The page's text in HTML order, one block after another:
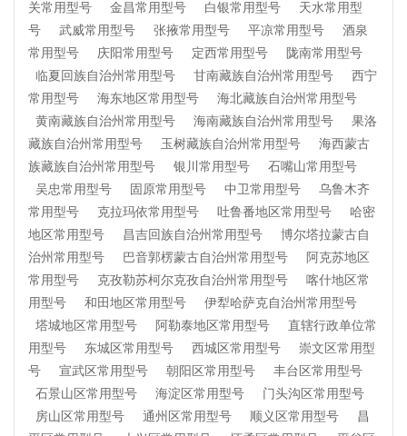
关常用型号
金昌常用型号 白银常用型号
天水常用型
号
武威常用型号 张掖常用型号 平凉常用型号
酒泉
常用型号
庆阳常用型号 定西常用型号
陇南常用型号
临夏回族自治州常用型号
甘南藏族自治州常用型号
西宁
常用型号
海东地区常用型号
海北藏族自治州常用型号
黄南藏族自治州常用型号
海南藏族自治州常用型号
果洛
藏族自治州常用型号
玉树藏族自治州常用型号
海西蒙古
族藏族自治州常用型号
银川常用型号
石嘴山常用型号
吴忠常用型号
固原常用型号 中卫常用型号
乌鲁木齐
常用型号
克拉玛依常用型号 吐鲁番地区常用型号
哈密
地区常用型号
昌吉回族自治州常用型号
博尔塔拉蒙古自
治州常用型号
巴音郭楞蒙古自治州常用型号
阿克苏地区
常用型号
克孜勒苏柯尔克孜自治州常用型号
喀什地区常
用型号
和田地区常用型号
伊犁哈萨克自治州常用型号
塔城地区常用型号
阿勒泰地区常用型号
直辖行政单位常
用型号
东城区常用型号 西城区常用型号
崇文区常用型
号
宣武区常用型号 朝阳区常用型号
丰台区常用型号
石景山区常用型号
海淀区常用型号
门头沟区常用型号
房山区常用型号
通州区常用型号 顺义区常用型号
昌